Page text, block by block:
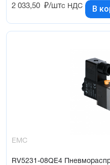
2 033,50 ₽/штс НДС В
EMC
RV5231-08QE4